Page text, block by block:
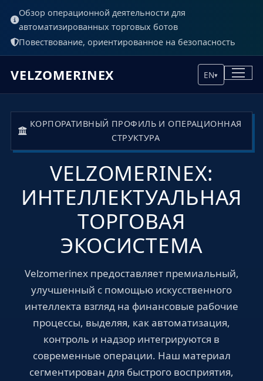
Обзор операционной деятельности для
автоматизированных торговых ботов
Повествование, ориентированное на безопасность
VELZOMERINEX EN▾
КОРПОРАТИВНЫЙ ПРОФИЛЬ И ОПЕРАЦИОННАЯ
СТРУКТУРА
VELZOMERINEX:
ИНТЕЛЛЕКТУАЛЬНАЯ
ТОРГОВАЯ
ЭКОСИСТЕМА
Velzomerinex предоставляет премиальный,
улучшенный с помощью искусственного
интеллекта взгляд на финансовые рабочие
процессы, выделяя, как автоматизация,
контроль и надзор интегрируются в
современные операции. Наш материал
сегментирован для быстрого восприятия,